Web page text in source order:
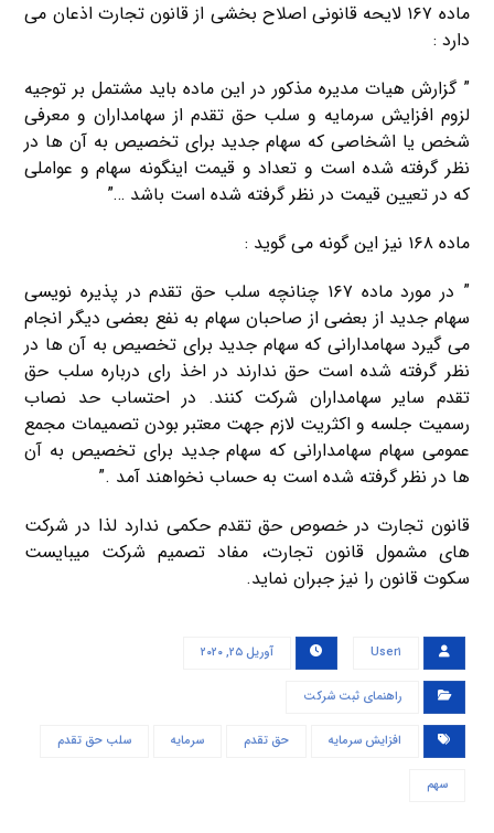
ماده ۱۶۷ لایحه قانونی اصلاح بخشی از قانون تجارت اذعان می
دارد :
” گزارش هیات مدیره مذکور در این ماده باید مشتمل بر توجیه
لزوم افزایش سرمایه و سلب حق تقدم از سهامداران و معرفی
شخص یا اشخاصی که سهام جدید برای تخصیص به آن ها در
نظر گرفته شده است و تعداد و قیمت اینگونه سهام و عواملی
که در تعیین قیمت در نظر گرفته شده است باشد …”
ماده ۱۶۸ نیز این گونه می گوید :
” در مورد ماده ۱۶۷ چنانچه سلب حق تقدم در پذیره نویسی
سهام جدید از بعضی از صاحبان سهام به نفع بعضی دیگر انجام
می گیرد سهامدارانی که سهام جدید برای تخصیص به آن ها در
نظر گرفته شده است حق ندارند در اخذ رای درباره سلب حق
تقدم سایر سهامداران شرکت کنند. در احتساب حد نصاب
رسمیت جلسه و اکثریت لازم جهت معتبر بودن تصمیمات مجمع
عمومی سهام سهامدارانی که سهام جدید برای تخصیص به آن
ها در نظر گرفته شده است به حساب نخواهند آمد .”
قانون تجارت در خصوص حق تقدم حکمی ندارد لذا در شرکت
های مشمول قانون تجارت، مفاد تصمیم شرکت میبایست
سکوت قانون را نیز جبران نماید.
User۱ آوریل ۲۵, ۲۰۲۰
راهنمای ثبت شرکت
افزایش سرمایه حق تقدم سرمایه سلب حق تقدم
سهم